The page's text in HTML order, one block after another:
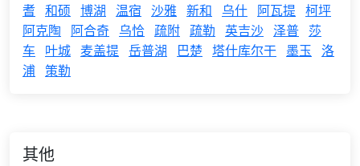
耆 和硕 博湖 温宿 沙雅 新和 乌什 阿瓦提 柯坪
阿克陶
阿合奇 乌恰 疏附 疏勒 英吉沙 泽普 莎
车
叶城 麦盖提 岳普湖 巴楚 塔什库尔干 墨玉 洛
浦 策勒
其他